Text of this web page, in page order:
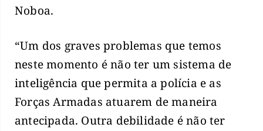
Noboa.
“Um dos graves problemas que temos
neste momento é não ter um sistema de
inteligência que permita a polícia e as
Forças Armadas atuarem de maneira
antecipada. Outra debilidade é não ter